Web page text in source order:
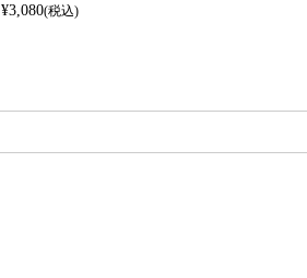
¥3,080(税込)